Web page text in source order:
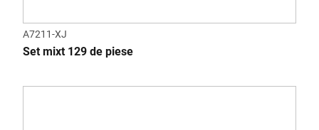
A7211-XJ
Set mixt 129 de piese